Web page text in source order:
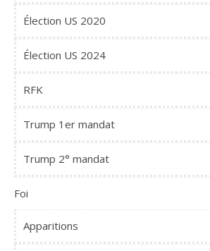
Élection US 2020
Élection US 2024
RFK
Trump 1er mandat
Trump 2° mandat
Foi
Apparitions